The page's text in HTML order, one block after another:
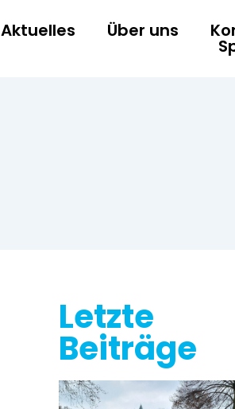
Aktuelles Über uns
Letzte
Beiträge